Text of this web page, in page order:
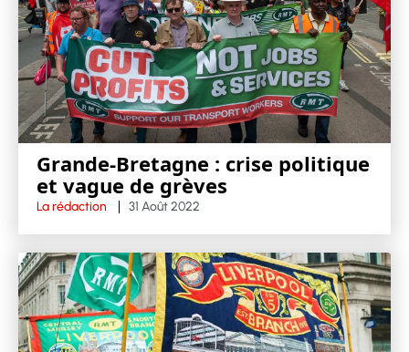
Grande-Bretagne : crise politique
et vague de grèves
La rédaction 31 Août 2022